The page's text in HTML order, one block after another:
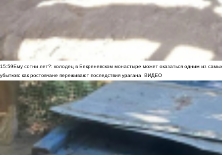
15:59Ему сотни лет?: колодец в Бекреневском монастыре может оказаться одним из
убытков: как ростовчане переживают последствия урагана
ВИДЕО